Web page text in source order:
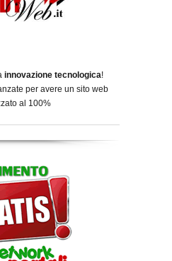
innovazione tecnologica!
per avere un sito web
al 100%